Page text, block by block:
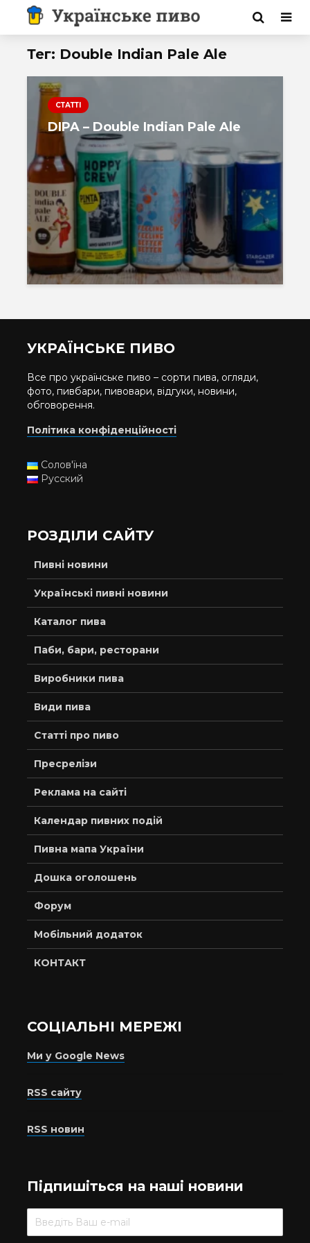
Тег: Double Indian Pale Ale
СТАТТІ
DIPA – Double Indian Pale Ale
УКРАЇНСЬКЕ ПИВО
Все про українське пиво – сорти пива, огляди,
фото, пивбари, пивовари, відгуки, новини,
обговорення.
Політика конфіденційності
Солов'їна
Русский
РОЗДІЛИ САЙТУ
Пивні новини
Українські пивні новини
Каталог пива
Паби, бари, ресторани
Виробники пива
Види пива
Статті про пиво
Пресрелізи
Реклама на сайті
Календар пивних подій
Пивна мапа України
Дошка оголошень
Форум
Мобільний додаток
КОНТАКТ
СОЦІАЛЬНІ МЕРЕЖІ
Ми у Google News
RSS сайту
RSS новин
Підпишіться на наші новини